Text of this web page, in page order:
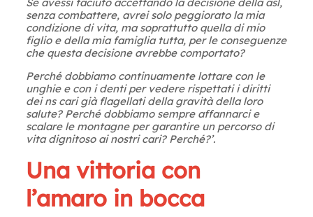
senza combattere, avrei solo peggiorato la mia
condizione di vita, ma soprattutto quella di mio
figlio e della mia famiglia tutta, per le conseguenze
che questa decisione avrebbe comportato?
Perché dobbiamo continuamente lottare con le
unghie e con i denti per vedere rispettati i diritti
dei ns cari già flagellati della gravità della loro
salute? Perché dobbiamo sempre affannarci e
scalare le montagne per garantire un percorso di
vita dignitoso ai nostri cari? Perché?’.
Una vittoria con
l’amaro in bocca